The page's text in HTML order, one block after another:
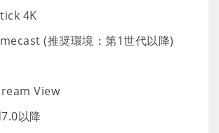
4K
(推奨環境：第1世代以降)
View
以降